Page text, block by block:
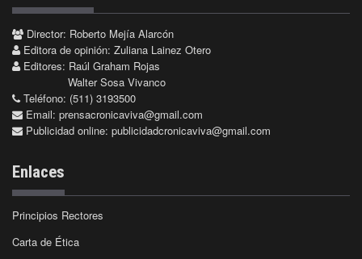
Director: Roberto Mejía Alarcón
Editora de opinión: Zuliana Lainez Otero
Editores: Raúl Graham Rojas
Walter Sosa Vivanco
Teléfono: (511) 3193500
Email: prensacronicaviva@gmail.com
Publicidad online: publicidadcronicaviva@gmail.com
Enlaces
Principios Rectores
Carta de Ética